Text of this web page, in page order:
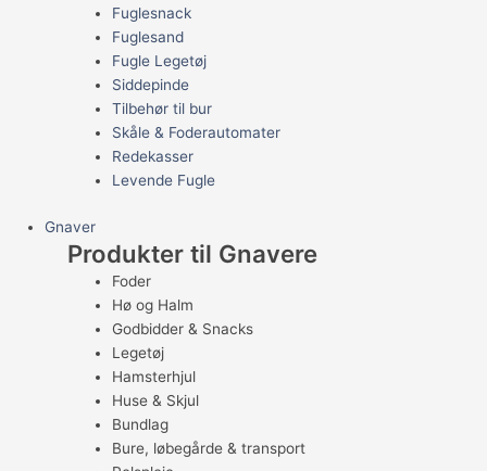
Fuglesnack
Fuglesand
Fugle Legetøj
Siddepinde
Tilbehør til bur
Skåle & Foderautomater
Redekasser
Levende Fugle
Gnaver
Produkter til Gnavere
Foder
Hø og Halm
Godbidder & Snacks
Legetøj
Hamsterhjul
Huse & Skjul
Bundlag
Bure, løbegårde & transport